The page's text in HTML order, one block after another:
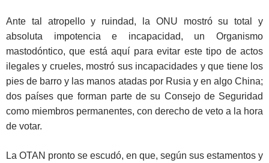
Ante tal atropello y ruindad, la ONU mostró su total y
absoluta impotencia e incapacidad, un Organismo
mastodóntico, que está aquí para evitar este tipo de actos
ilegales y crueles, mostró sus incapacidades y que tiene los
pies de barro y las manos atadas por Rusia y en algo China;
dos países que forman parte de su Consejo de Seguridad
como miembros permanentes, con derecho de veto a la hora
de votar.
La OTAN pronto se escudó, en que, según sus estamentos y